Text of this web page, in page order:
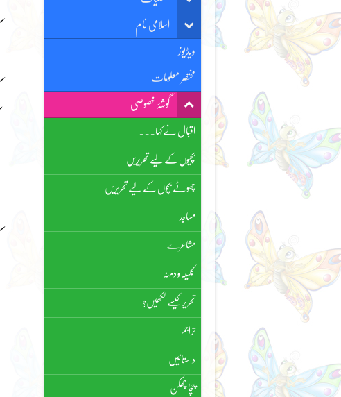
اسلامی نام
ویڈیوز
مختصر معلومات
گوشۂ خصوصی
اقبال نے کہا۔۔۔
بچیوں کے لیے تحریریں
چھوٹے بچوں کے لیے تحریریں
مساجد
مشاعرے
کلیلہ و دمنہ
تحریر کیسے لکھیں؟
تراجم
داستانیں
چچا چھکن